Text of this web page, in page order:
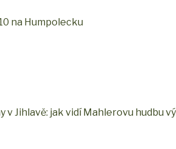
na Humpolecku
v Jihlavě: jak vidí Mahlerovu hudbu